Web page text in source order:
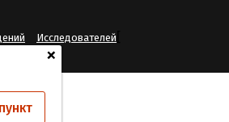
+
Исследователей
России)